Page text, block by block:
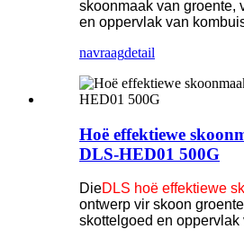
skoonmaak van groente,
en oppervlak van
navraagdetail
Hoë effektiewe
DLS-HED01 500G
DieDLS hoë effektiewe
ontwerp vir skoon
skottelgoed en oppervlak